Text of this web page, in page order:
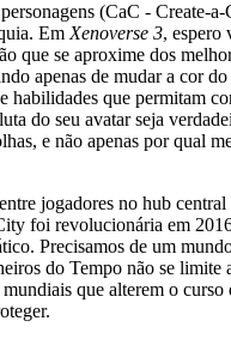
(CaC - Create-
Em Xenoverse 3, espero
que se aproxime dos
apenas de mudar a cor
habilidades que permitam
do seu avatar seja
e não apenas por qual
jogadores no hub central
foi revolucionária em
Precisamos de um
do Tempo não se limite
que alterem o curso